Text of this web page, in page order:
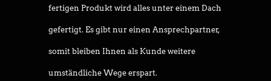
fertigen Produkt wird alles unter einem Dach
gefertigt. Es gibt nur einen Ansprechpartner,
somit bleiben Ihnen als Kunde weitere
umständliche Wege erspart.